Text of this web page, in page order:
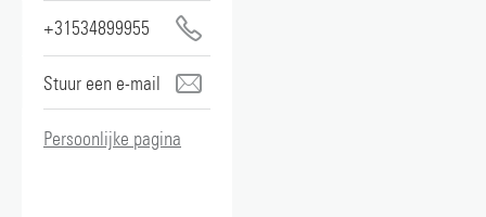
+31534899955
j.w.a.rook@utwente.nl
Persoonlijke pagina